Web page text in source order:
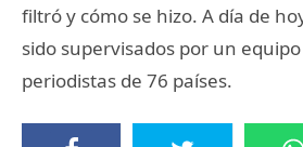
filtró y cómo se hizo. A día de
sido supervisados por un
periodistas de 76 países.